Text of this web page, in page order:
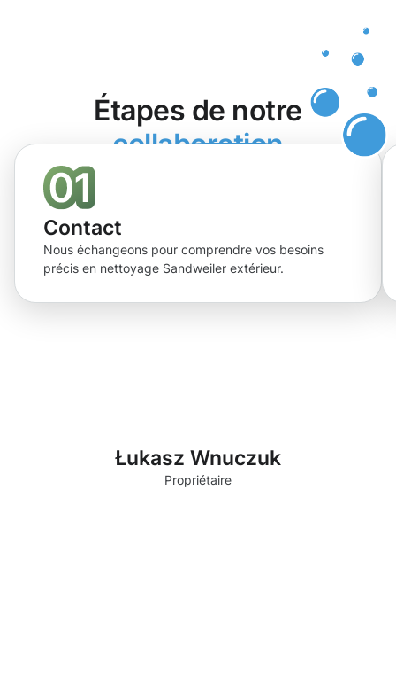
Étapes de notre
collaboration
Contact
Nous échangeons pour comprendre vos besoins
précis en nettoyage Sandweiler extérieur.
Łukasz Wnuczuk
Propriétaire